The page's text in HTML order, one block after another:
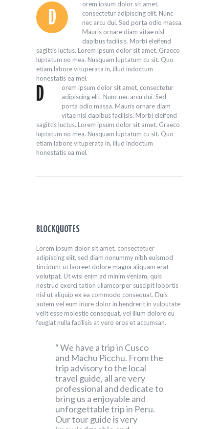
D
orem ipsum dolor sit amet,
consectetur adipiscing elit. Nunc
nec arcu dui. Sed porta odio massa.
Mauris ornare diam vitae nisl
dapibus facilisis. Morbi eleifend
sagittis luctus. Lorem ipsum dolor sit amet. Graeco
luptatum no mea. Nusquam luptatum cu sit. Quo
etiam labore vituperata in, illud indoctum
honestatis ea mel.
D
orem ipsum dolor sit amet, consectetur
adipiscing elit. Nunc nec arcu dui. Sed
porta odio massa. Mauris ornare diam
vitae nisl dapibus facilisis. Morbi eleifend
sagittis luctus. Lorem ipsum dolor sit amet. Graeco
luptatum no mea. Nusquam luptatum cu sit. Quo
etiam labore vituperata in, illud indoctum
honestatis ea mel.
BLOCKQUOTES
Lorem ipsum dolor sit amet, consectetuer
adipiscing elit, sed diam nonummy nibh euismod
tincidunt ut laoreet dolore magna aliquam erat
volutpat. Ut wisi enim ad minim veniam, quis
nostrud exerci tation ullamcorper suscipit lobortis
nisl ut aliquip ex ea commodo consequat. Duis
autem vel eum iriure dolor in hendrerit in vulputate
velit esse molestie consequat, vel illum dolore eu
feugiat nulla facilisis at vero eros et accumsan.
We have a trip in Cusco
and Machu Picchu. From the
trip advisory to the local
travel guide, all are very
professional and dedicate to
bring us a enjoyable and
unforgettable trip in Peru.
Our tour guide is very